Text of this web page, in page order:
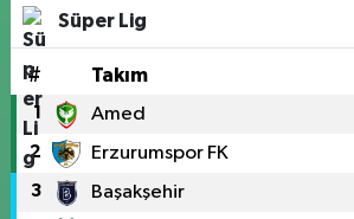
Süper Lig
# Takım
1 Amed
2 Erzurumspor FK
3 Başakşehir